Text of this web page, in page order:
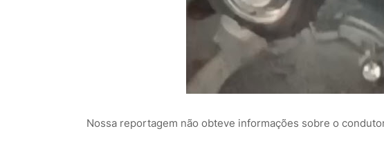
Nossa reportagem não obteve informações sobre o